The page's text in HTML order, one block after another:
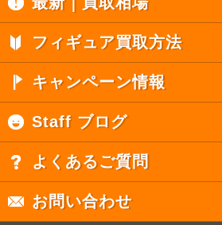
フィギュア買取方法
キャンペーン情報
Staff ブログ
よくあるご質問
お問い合わせ